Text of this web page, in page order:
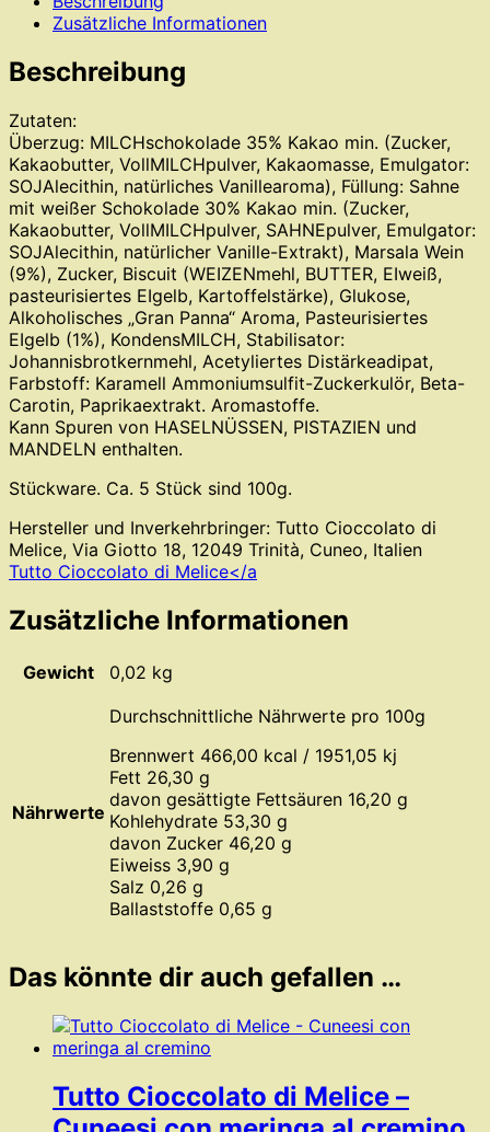
Delizia
allo
Menge
Zusätzliche Informationen
Beschreibung
Zutaten:
Überzug: MILCHschokolade 35% Kakao min. (Zucker,
Kakaobutter, VollMILCHpulver, Kakaomasse, Emulgator:
SOJAlecithin, natürliches Vanillearoma), Füllung: Sahne
mit weißer Schokolade 30% Kakao min. (Zucker,
Kakaobutter, VollMILCHpulver, SAHNEpulver, Emulgator:
SOJAlecithin, natürlicher Vanille-Extrakt), Marsala Wein
(9%), Zucker, Biscuit (WEIZENmehl, BUTTER, EIweiß,
pasteurisiertes EIgelb, Kartoffelstärke), Glukose,
Alkoholisches „Gran Panna“ Aroma, Pasteurisiertes
EIgelb (1%), KondensMILCH, Stabilisator:
Johannisbrotkernmehl, Acetyliertes Distärkeadipat,
Farbstoff: Karamell Ammoniumsulfit-Zuckerkulör, Beta-
Carotin, Paprikaextrakt. Aromastoffe.
Kann Spuren von HASELNÜSSEN, PISTAZIEN und
MANDELN enthalten.
Stückware. Ca. 5 Stück sind 100g.
Hersteller und Inverkehrbringer: Tutto Cioccolato di
Melice, Via Giotto 18, 12049 Trinità, Cuneo, Italien
Tutto Cioccolato di Melice</a
Zusätzliche Informationen
Gewicht 0,02 kg
Nährwerte
Durchschnittliche Nährwerte pro 100g
Brennwert 466,00 kcal / 1951,05 kj
Fett 26,30 g
davon gesättigte Fettsäuren 16,20 g
Kohlehydrate 53,30 g
davon Zucker 46,20 g
Eiweiss 3,90 g
Salz 0,26 g
Ballaststoffe 0,65 g
Das könnte dir auch gefallen …
Tutto Cioccolato di Melice –